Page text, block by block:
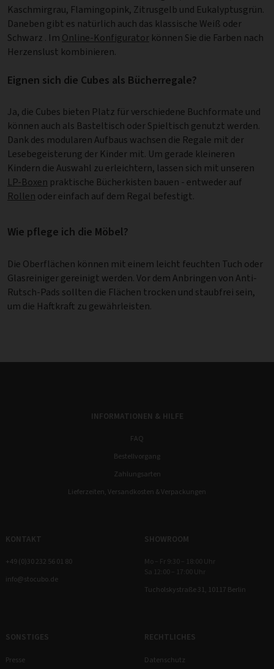
Kaschmirgrau, Flamingopink, Zitrusgelb und Eukalyptusgrün.
Daneben gibt es natürlich auch das klassische Weiß oder
Schwarz . Im Online-Konfigurator können Sie die Farben nach
Herzenslust kombinieren.
Eignen sich die Cubes als Bücherregale?
Ja, die Cubes bieten Platz für verschiedene Buchformate und
können auch als Basteltisch oder Spieltisch genutzt werden.
Dank des modularen Aufbaus wachsen die Regale mit der
Lesebegeisterung der Kinder mit. Um gerade kleineren
Kindern die Auswahl zu erleichtern, lassen sich mit unseren
LP-Boxen praktische Bücherkisten bauen - entweder auf
Rollen oder einfach auf dem Regal befestigt.
Wie pflege ich die Möbel?
Die Oberflächen können mit einem leicht feuchten Tuch oder
Glasreiniger gereinigt werden. Vor dem Anbringen von Anti-
Rutsch-Pads sollten die Flächen trocken und staubfrei sein,
um die Haftkraft zu gewährleisten.
INFORMATIONEN & HILFE
FAQ
Bestellvorgang
Zahlungsarten
Lieferzeiten, Versandkosten & Verpackungen
KONTAKT
+49 (0)30 232 56 01 80
info@stocubo.de
SHOWROOM
Mo – Fr 9:30 – 18:00 Uhr
Sa 12:00 – 17:00 Uhr
Tucholskystraße 31, 10117 Berlin
SONSTIGES
Presse
RECHTLICHES
Datenschutz